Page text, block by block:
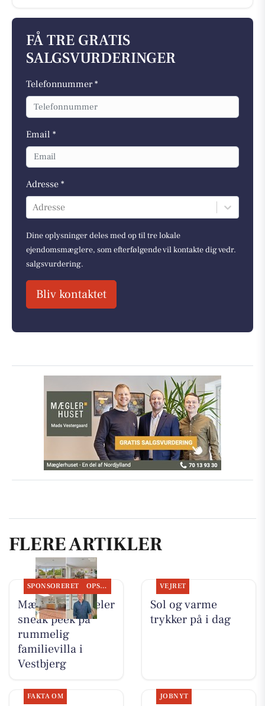
FÅ TRE GRATIS
SALGSVURDERINGER
Telefonnummer *
Email *
Adresse *
Adresse
Dine oplysninger deles med op til tre lokale
ejendomsmæglere, som efterfølgende vil kontakte dig vedr.
salgsvurdering.
Bliv kontaktet
FLERE ARTIKLER
SPONSORERET OPSLAGSTAVLEN
Mæglerhuset deler
sneak peek på
rummelig
familievilla i
Vestbjerg
VEJRET
Sol og varme
trykker på i dag
FAKTA OM JOBNYT